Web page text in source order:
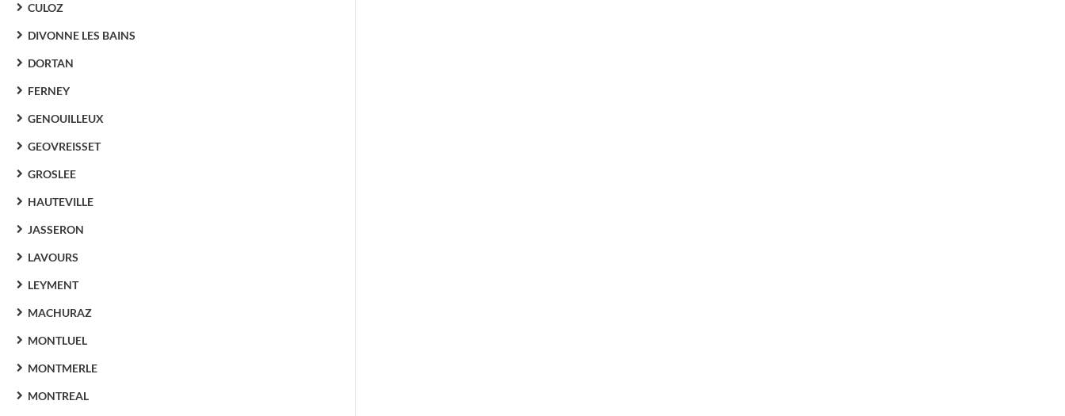
CULOZ
DIVONNE LES BAINS
DORTAN
FERNEY
GENOUILLEUX
GEOVREISSET
GROSLEE
HAUTEVILLE
JASSERON
LAVOURS
LEYMENT
MACHURAZ
MONTLUEL
MONTMERLE
MONTREAL